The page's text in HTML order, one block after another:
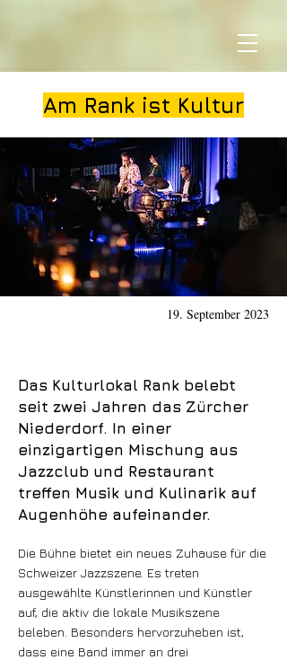
Am Rank ist Kultur
19. September 2023
Das Kulturlokal Rank belebt
seit zwei Jahren das Zürcher
Niederdorf. In einer
einzigartigen Mischung aus
Jazzclub und Restaurant
treffen Musik und Kulinarik auf
Augenhöhe aufeinander.
Die Bühne bietet ein neues Zuhause für die
Schweizer Jazzszene. Es treten
ausgewählte Künstlerinnen und Künstler
auf, die aktiv die lokale Musikszene
beleben. Besonders hervorzuheben ist,
dass eine Band immer an drei